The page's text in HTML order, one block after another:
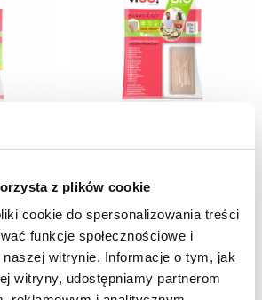
z plików cookie
cookie do spersonalizowania treści
funkcje społecznościowe i
witrynie. Informacje o tym, jak
witryny, udostępniamy partnerom
en bois
13x20cm (20) + fourchettes en bois
11,99 złbrut
- +